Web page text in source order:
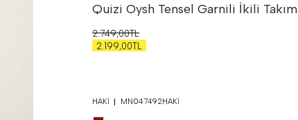
Quizi Oysh Tensel Garnili İkili Takım
2.749,00TL
2.199,00TL
HAKI MN047492HAKI